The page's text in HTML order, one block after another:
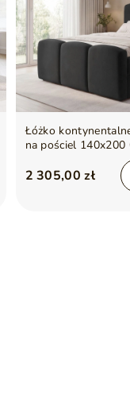
Łóżko
na pościel 140x200
2 305,00 zł